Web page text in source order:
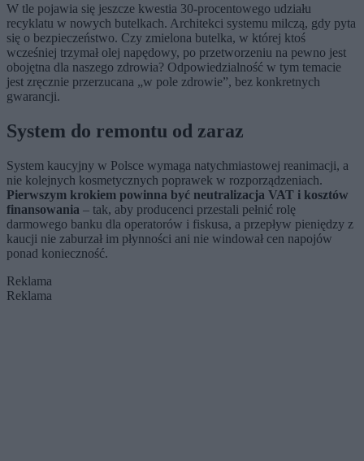
W tle pojawia się jeszcze kwestia 30-procentowego udziału
recyklatu w nowych butelkach. Architekci systemu milczą, gdy pyta
się o bezpieczeństwo. Czy zmielona butelka, w której ktoś
wcześniej trzymał olej napędowy, po przetworzeniu na pewno jest
obojętna dla naszego zdrowia? Odpowiedzialność w tym temacie
jest zręcznie przerzucana „w pole zdrowie”, bez konkretnych
gwarancji.
System do remontu od zaraz
System kaucyjny w Polsce wymaga natychmiastowej reanimacji, a
nie kolejnych kosmetycznych poprawek w rozporządzeniach.
Pierwszym krokiem powinna być neutralizacja VAT i kosztów
finansowania – tak, aby producenci przestali pełnić rolę
darmowego banku dla operatorów i fiskusa, a przepływ pieniędzy z
kaucji nie zaburzał im płynności ani nie windował cen napojów
ponad konieczność.
Reklama
Reklama